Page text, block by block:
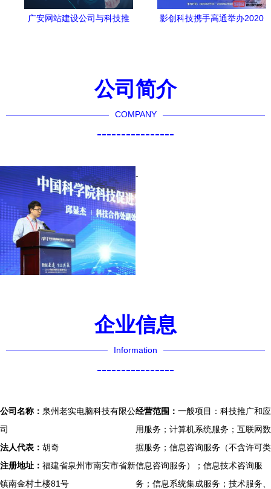
广安网站建设公司与科技推
影创科技携手高通举办2020
公司简介
COMPANY
----------------
-
企业信息
Information
----------------
公司名称： 泉州老实电脑科技有限公
司
法人代表： 胡奇
注册地址： 福建省泉州市南安市省新
镇南金村土楼81号
经营范围： 一般项目：科技推广和应
用服务；计算机系统服务；互联网数
据服务；信息咨询服务（不含许可类
信息咨询服务）；信息技术咨询服
务；信息系统集成服务；技术服务、